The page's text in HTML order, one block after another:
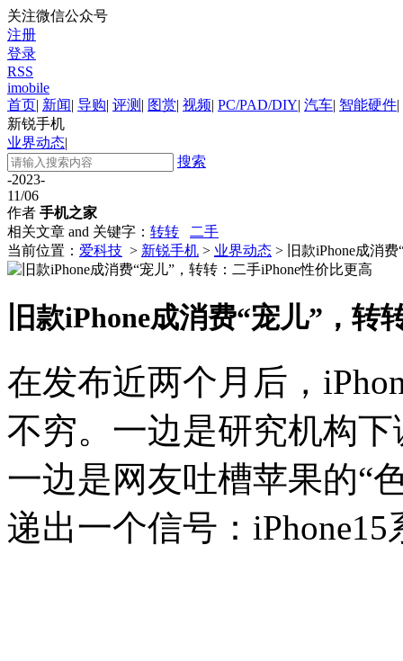
关注微信公众号
注册
登录
RSS
imobile
首页| 新闻| 导购| 评测 | 图赏| 视频| PC/PAD/DIY| 汽车| 智能硬件|
新锐手机
业界动态|
搜索
-2023-
11/06
作者 手机之家
相关文章 and 关键字： 转转
二手
当前位置： 爱科技 > 新锐手机 > 业界动态 > 旧款iPhone成消
旧款iPhone成消费“宠儿”，转
在发布近两个月后，
不穷。一边是研究机构
一边是网友吐槽苹果的“
递出一个信号：